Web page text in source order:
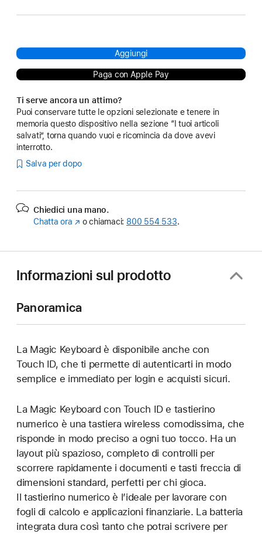
Aggiungi
Paga con Apple Pay
Ti serve ancora un attimo?
Puoi conservare tutte le opzioni selezionate e tenere in
memoria questo dispositivo nella sezione “I tuoi articoli
salvati”, torna quando vuoi e ricomincia da dove avevi
interrotto.
Salva per dopo
Chiedici una mano.
Chatta ora (Si
nuova
finestra)
o chiamaci: 800 554 533.
Informazioni sul prodotto
Panoramica
La Magic Keyboard è disponibile anche con
Touch ID, che ti permette di autenticarti in modo
semplice e immediato per login e acquisti sicuri.
La Magic Keyboard con Touch ID e tastierino
numerico è una tastiera wireless comodissima, che
risponde in modo preciso a ogni tuo tocco. Ha un
layout più spazioso, completo di controlli per
scorrere rapidamente i documenti e tasti freccia di
dimensioni standard, perfetti per chi gioca.
Il tastierino numerico è l’ideale per lavorare con
fogli di calcolo e applicazioni finanziarie. La batteria
integrata dura così tanto che potrai scrivere per